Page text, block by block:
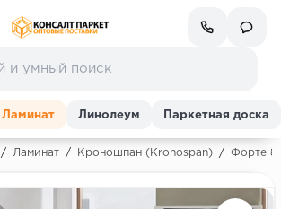
Ламинат Линолеум Паркетная доска
/ Ламинат / Кроношпан (Kronospan) / Форте